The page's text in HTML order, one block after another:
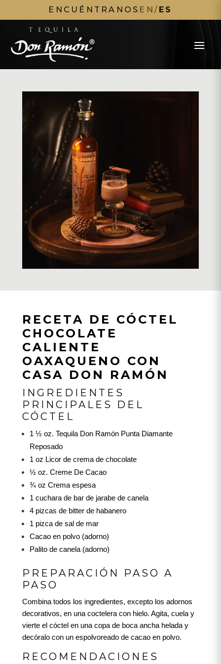
ENCUÉNTRANOS EN / ES
RECETA DE CÓCTEL
CHOCOLATE
CALIENTE
OAXAQUENO CON
CASA DON RAMÓN
INGREDIENTES
PRINCIPALES DEL
CÓCTEL
1 ½ oz. Tequila Don Ramón Punta Diamante
Reposado
1 oz Licor de crema de chocolate
½ oz. Creme De Cacao
¾ oz Crema espesa
1 cuchara de bar de jarabe de canela
4 pizcas de bitter de habanero
1 pizca de sal de mar
Cacao en polvo (adorno)
Palito de canela (adorno)
PREPARACIÓN PASO A
PASO
Combina todos los ingredientes, excepto los adornos
decorativos, en una coctelera con hielo. Agita, cuela y
vierte el cóctel en una copa de boca ancha helada y
decóralo con un espolvoreado de cacao en polvo.
RECOMENDACIONES